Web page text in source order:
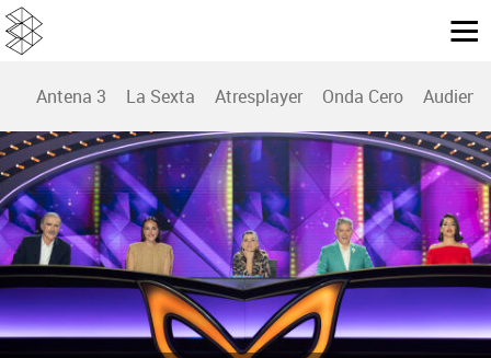
Antena 3 La Sexta Atresplayer Onda Cero